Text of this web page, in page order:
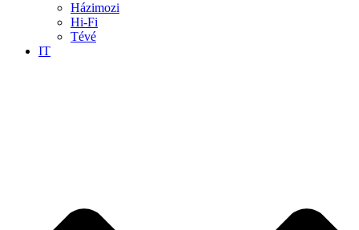
Házimozi
Hi-Fi
Tévé
IT